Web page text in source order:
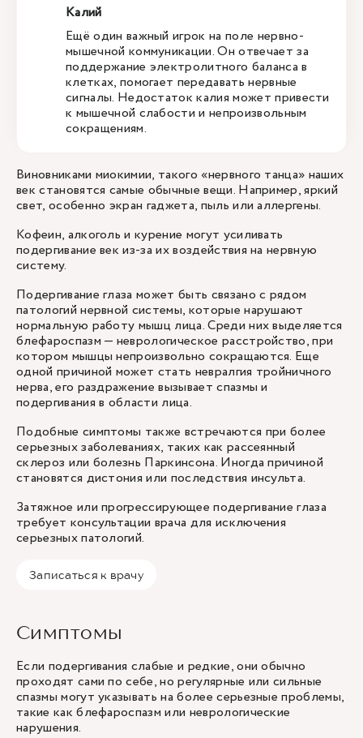
Калий
Eщё один важный игрок на поле нервно-
мышечной коммуникации. Он отвечает за
поддержание электролитного баланса в
клетках, помогает передавать нервные
сигналы. Недостаток калия может привести
к мышечной слабости и непроизвольным
сокращениям.
Виновниками миокимии, такого «нервного танца» наших
век становятся самые обычные вещи. Например, яркий
свет, особенно экран гаджета, пыль или аллергены.
Кофеин, алкоголь и курение могут усиливать
подергивание век из-за их воздействия на нервную
систему.
Подергивание глаза может быть связано с рядом
патологий нервной системы, которые нарушают
нормальную работу мышц лица. Среди них выделяется
блефароспазм — неврологическое расстройство, при
котором мышцы непроизвольно сокращаются. Еще
одной причиной может стать невралгия тройничного
нерва, его раздражение вызывает спазмы и
подергивания в области лица.
Подобные симптомы также встречаются при более
серьезных заболеваниях, таких как рассеянный
склероз или болезнь Паркинсона. Иногда причиной
становятся дистония или последствия инсульта.
Затяжное или прогрессирующее подергивание глаза
требует консультации врача для исключения
серьезных патологий.
Записаться к врачу
Симптомы
Если подергивания слабые и редкие, они обычно
проходят сами по себе, но регулярные или сильные
спазмы могут указывать на более серьезные проблемы,
такие как блефароспазм или неврологические
нарушения.